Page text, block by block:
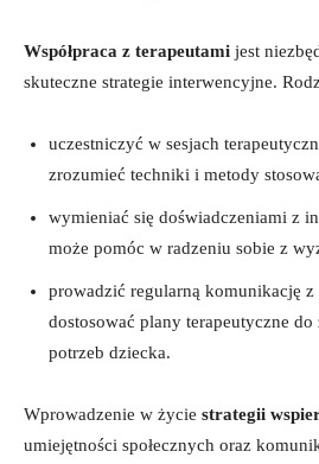
Współpraca z terapeutami jest
skuteczne strategie interwencyjne.
uczestniczyć w sesjach
zrozumieć techniki i metody
wymieniać się doświadczeniami z
może pomóc w radzeniu sobie z
prowadzić regularną komunikację z
dostosować plany terapeutyczne
potrzeb dziecka.
Wprowadzenie w życie strategii
umiejętności społecznych oraz